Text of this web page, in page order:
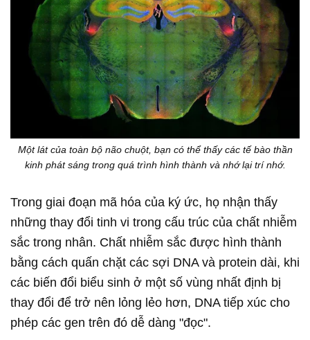
Một lát của toàn bộ não chuột, bạn có thể thấy các tế bào thần
kinh phát sáng trong quá trình hình thành và nhớ lại trí nhớ.
Trong giai đoạn mã hóa của ký ức, họ nhận thấy
những thay đổi tinh vi trong cấu trúc của chất nhiễm
sắc trong nhân. Chất nhiễm sắc được hình thành
bằng cách quấn chặt các sợi DNA và protein dài, khi
các biến đổi biểu sinh ở một số vùng nhất định bị
thay đổi để trở nên lỏng lẻo hơn, DNA tiếp xúc cho
phép các gen trên đó dễ dàng "đọc".